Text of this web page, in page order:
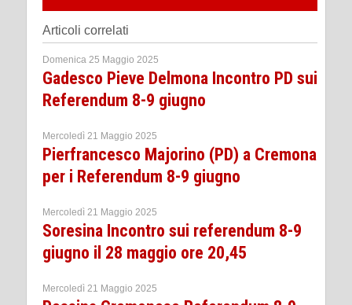
Articoli correlati
Domenica 25 Maggio 2025
Gadesco Pieve Delmona Incontro PD sui
Referendum 8-9 giugno
Mercoledì 21 Maggio 2025
Pierfrancesco Majorino (PD) a Cremona
per i Referendum 8-9 giugno
Mercoledì 21 Maggio 2025
Soresina Incontro sui referendum 8-9
giugno il 28 maggio ore 20,45
Mercoledì 21 Maggio 2025